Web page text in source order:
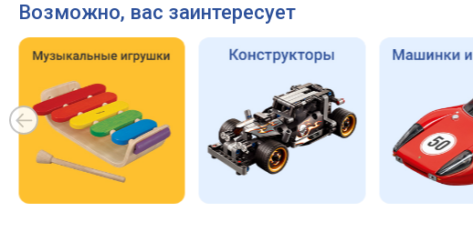
Возможно, вас заинтересует